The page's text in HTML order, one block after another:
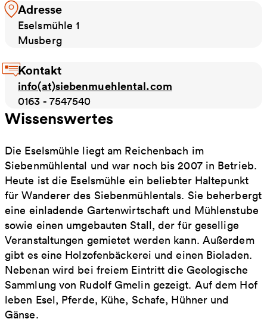
Adresse
Eselsmühle 1
Musberg
Kontakt
info(at)siebenmuehlental.com
0163 - 7547540
Wissenswertes
Die Eselsmühle liegt am Reichenbach im
Siebenmühlental und war noch bis 2007 in Betrieb.
Heute ist die Eselsmühle ein beliebter Haltepunkt
für Wanderer des Siebenmühlentals. Sie beherbergt
eine einladende Gartenwirtschaft und Mühlenstube
sowie einen umgebauten Stall, der für gesellige
Veranstaltungen gemietet werden kann. Außerdem
gibt es eine Holzofenbäckerei und einen Bioladen.
Nebenan wird bei freiem Eintritt die Geologische
Sammlung von Rudolf Gmelin gezeigt. Auf dem Hof
leben Esel, Pferde, Kühe, Schafe, Hühner und
Gänse.